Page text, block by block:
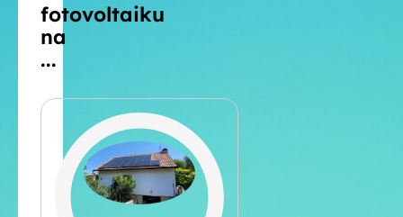
fotovoltaiku
na
...
Šikmá